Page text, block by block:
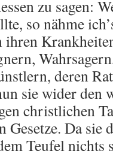
zu sagen:
so nähme
deren
sie wider den
christlichen
Da sie
Teufel nichts